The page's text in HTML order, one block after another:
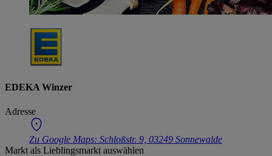
EDEKA Winzer
Adresse
Zu Google Maps: Schloßstr. 9, 03249 Sonnewalde
Markt als Lieblingsmarkt auswählen